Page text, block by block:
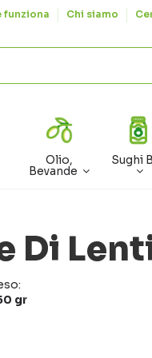
funziona Chi siamo
Olio,
Bevande
Sughi
Di
gr